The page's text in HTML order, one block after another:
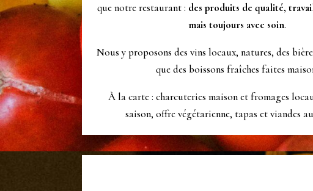
que notre restaurant : des produits de qualité,
mais toujours avec soin.
Nous y proposons des vins locaux, natures, des
que des boissons fraîches faites
À la carte : charcuteries maison et fromages
saison, offre végétarienne, tapas et viandes